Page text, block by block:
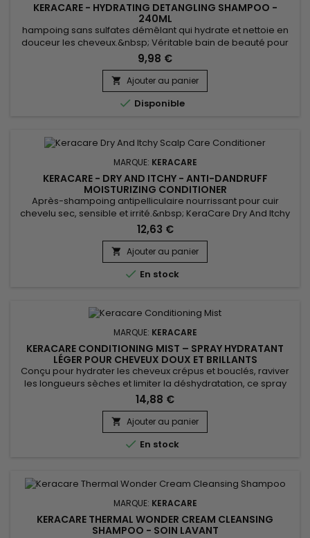
KERACARE - HYDRATING DETANGLING SHAMPOO -
240ML
hampoing sans sulfates démêlant qui hydrate et nettoie en
douceur les cheveux.&nbsp; Véritable bain de beauté pour
les cheveux, il supprime les excès d'huiles des cheveux et du
cuir chevelu sans décaper.&nbsp; Keracare Hydrating
Detangling Shampoo répare, améliore l’alignement de la
cuticule, prévient des pointes fourchues et aide à minimiser
la casse...
9,98 €
 Ajouter au panier
 Disponible
MARQUE: KERACARE
KERACARE - DRY AND ITCHY - ANTI-DANDRUFF
MOISTURIZING CONDITIONER
Après-shampoing antipelliculaire nourrissant pour cuir
chevelu sec, sensible et irrité.&nbsp; KeraCare Dry And Itchy
Anti-Dandruff Conditioner hydrate, facilite le démêlage,
renforce la structure des cheveux, atténue les
démangeaisons et les irritations du cuir chevelu.&nbsp;
L’après-shampoing nourrissant anti-pelliculaire de KeraCare
permet de lutter...
12,63 €
 Ajouter au panier
 En stock
MARQUE: KERACARE
KERACARE CONDITIONING MIST – SPRAY HYDRATANT
LÉGER POUR CHEVEUX DOUX ET BRILLANTS
Conçu pour hydrater les cheveux crépus et bouclés, raviver
les longueurs sèches et limiter la déshydratation, ce spray
hydratant léger aide à redonner souplesse, douceur et
définition à la chevelure. Enrichi en Calendula Officinalis,
reconnu pour ses propriétés apaisantes et hydratantes, il
contribue à adoucir la fibre capillaire, à maintenir...
14,88 €
 Ajouter au panier
 En stock
MARQUE: KERACARE
KERACARE THERMAL WONDER CREAM CLEANSING
SHAMPOO - SOIN LAVANT